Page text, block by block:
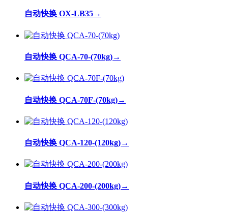
自动快换 OX-LB35→
自动快换 QCA-70-(70kg)→
自动快换 QCA-70F-(70kg)→
自动快换 QCA-120-(120kg)→
自动快换 QCA-200-(200kg)→